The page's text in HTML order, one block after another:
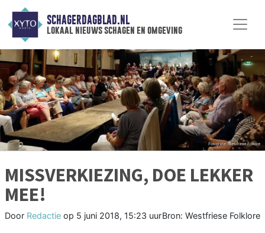
SCHAGERDAGBLAD.NL
lokaal nieuws schagen en omgeving
MISSVERKIEZING, DOE LEKKER
MEE!
Door Redactie op 5 juni 2018, 15:23 uurBron: Westfriese Folklore